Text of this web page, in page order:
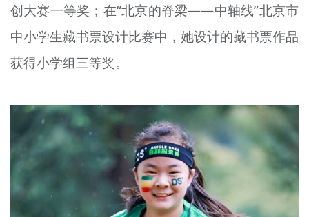
创大赛一等奖；在“北京的脊梁——中轴线”北京市
中小学生藏书票设计比赛中，她设计的藏书票作品
获得小学组三等奖。